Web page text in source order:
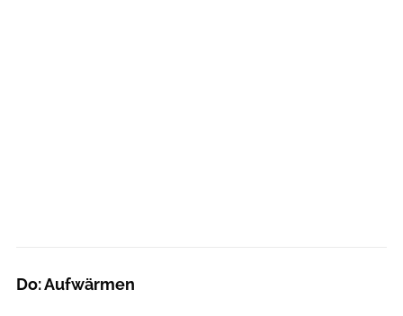
Do: Aufwärmen